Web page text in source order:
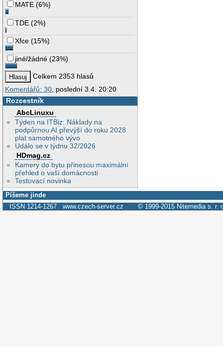
MATE (6%)
TDE (2%)
Xfce (15%)
jiné/žádné (23%)
Celkem 2353 hlasů
Komentářů: 30 , poslední 3.4. 20:20
Rozcestník
AbcLinuxu
Týden na ITBiz: Náklady na
podpůrnou AI převýší do roku 2028
plat samotného vývo
Událo se v týdnu 32/2026
HDmag.cz
Kamery do bytu přinesou maximální
přehled o vaší domácnosti
Testovací novinka
Píšeme jinde
ISSN 1214-1267 www.czech-server.cz © 1999-2015 Nitemedia s. r.